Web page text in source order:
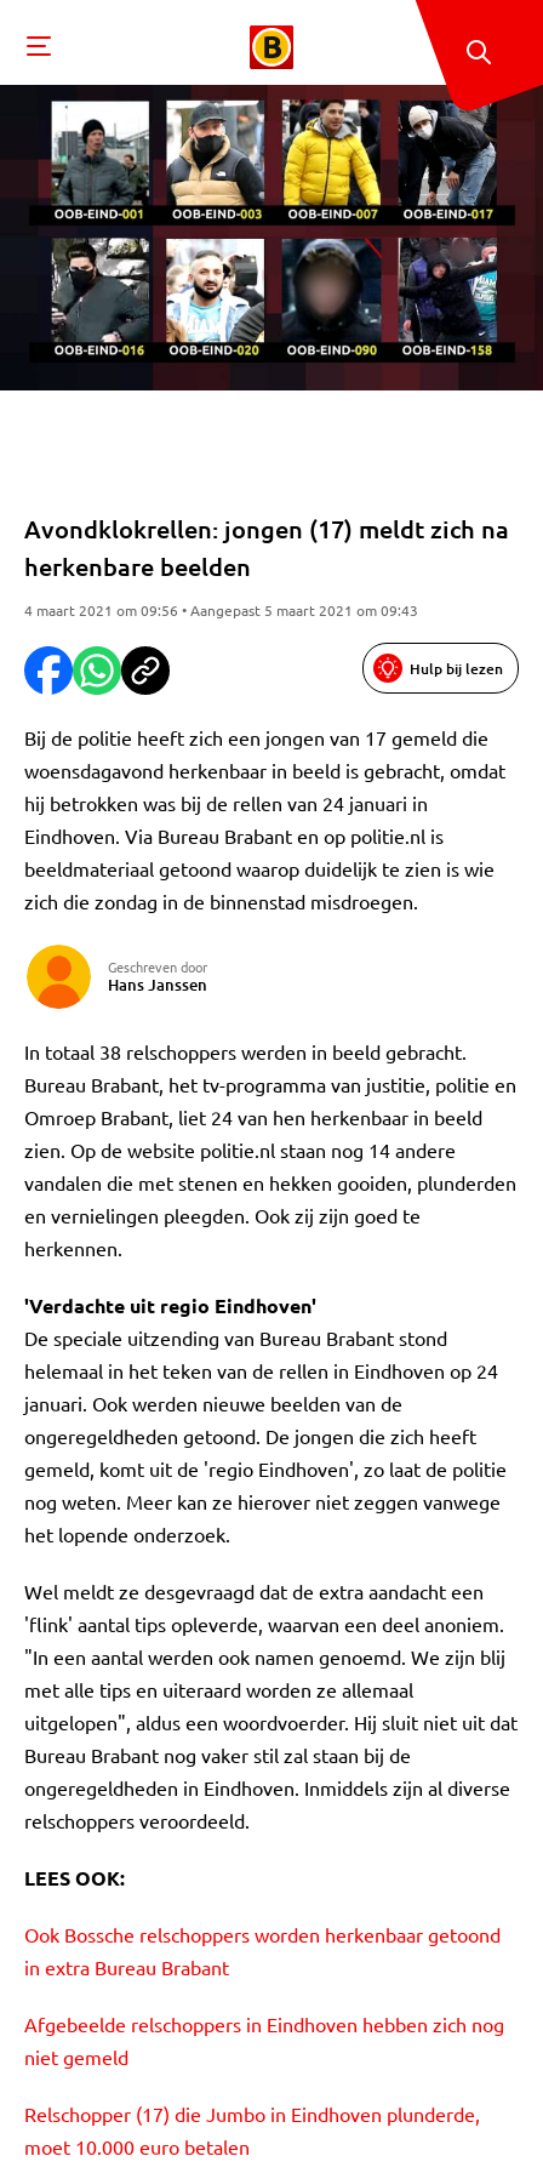
Avondklokrellen: jongen (17) meldt zich na
herkenbare beelden
4 maart 2021 om 09:56 • Aangepast 5 maart 2021 om 09:43
Hulp bij lezen
Bij de politie heeft zich een jongen van 17 gemeld die
woensdagavond herkenbaar in beeld is gebracht, omdat
hij betrokken was bij de rellen van 24 januari in
Eindhoven. Via Bureau Brabant en op politie.nl is
beeldmateriaal getoond waarop duidelijk te zien is wie
zich die zondag in de binnenstad misdroegen.
Geschreven door
Hans Janssen
In totaal 38 relschoppers werden in beeld gebracht.
Bureau Brabant, het tv-programma van justitie, politie en
Omroep Brabant, liet 24 van hen herkenbaar in beeld
zien. Op de website politie.nl staan nog 14 andere
vandalen die met stenen en hekken gooiden, plunderden
en vernielingen pleegden. Ook zij zijn goed te
herkennen.
'Verdachte uit regio Eindhoven'
De speciale uitzending van Bureau Brabant stond
helemaal in het teken van de rellen in Eindhoven op 24
januari. Ook werden nieuwe beelden van de
ongeregeldheden getoond. De jongen die zich heeft
gemeld, komt uit de 'regio Eindhoven', zo laat de politie
nog weten. Meer kan ze hierover niet zeggen vanwege
het lopende onderzoek.
Wel meldt ze desgevraagd dat de extra aandacht een
'flink' aantal tips opleverde, waarvan een deel anoniem.
"In een aantal werden ook namen genoemd. We zijn blij
met alle tips en uiteraard worden ze allemaal
uitgelopen", aldus een woordvoerder. Hij sluit niet uit dat
Bureau Brabant nog vaker stil zal staan bij de
ongeregeldheden in Eindhoven. Inmiddels zijn al diverse
relschoppers veroordeeld.
LEES OOK:
Ook Bossche relschoppers worden herkenbaar getoond
in extra Bureau Brabant
Afgebeelde relschoppers in Eindhoven hebben zich nog
niet gemeld
Relschopper (17) die Jumbo in Eindhoven plunderde,
moet 10.000 euro betalen